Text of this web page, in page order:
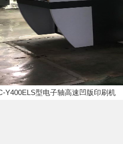
Y400ELS型电子轴高速凹版印刷机